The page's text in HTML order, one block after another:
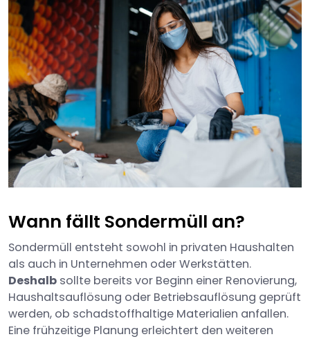
Wann fällt Sondermüll an?
Sondermüll entsteht sowohl in privaten Haushalten
als auch in Unternehmen oder Werkstätten.
Deshalb sollte bereits vor Beginn einer Renovierung,
Haushaltsauflösung oder Betriebsauflösung geprüft
werden, ob schadstoffhaltige Materialien anfallen.
Eine frühzeitige Planung erleichtert den weiteren